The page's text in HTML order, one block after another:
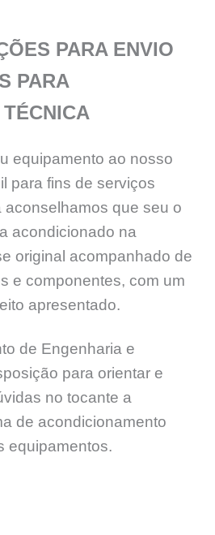
PARA ENVIO
PARA
equipamento ao nosso
para fins de serviços
aconselhamos que seu o
acondicionado na
original acompanhado de
e componentes, com um
apresentado.
de Engenharia e
para orientar e
no tocante a
de acondicionamento
equipamentos.